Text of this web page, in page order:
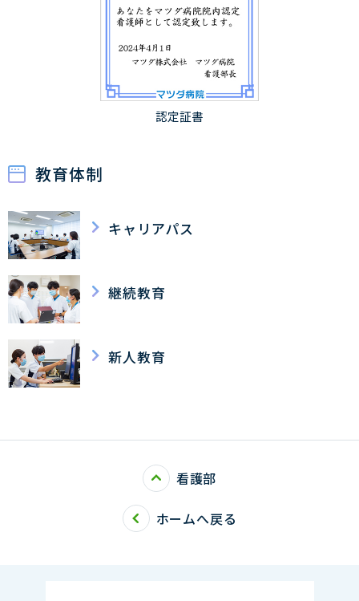
認定証書
教育体制
キャリアパス
継続教育
新人教育
看護部
ホームへ戻る